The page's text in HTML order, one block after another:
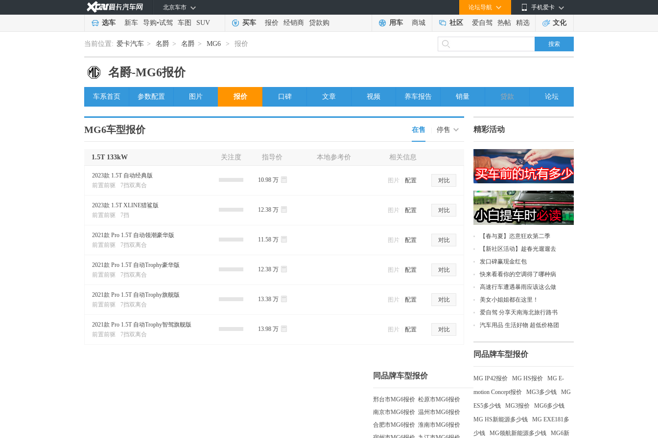
手机爱卡
论坛导航
北京车市
选车 新车 导购•试驾 车图 SUV 买车 报价 经销商 贷款购 用车 商城 社区 爱自驾 热帖 精选 文化
当前位置: 爱卡汽车 > 名爵 > 名爵 > MG6 > 报价 搜索
名爵-MG6报价
车系首页 参数配置 图片 报价 口碑 文章 视频 养车报告 销量 贷款 论坛
MG6车型报价 停售
在售
1.5T 133kW 关注度 指导价 本地参考价 相关信息
2023款 1.5T 自动经典版
前置前驱
7挡双离合
10.98 万 图片 配置 对比
2023款 1.5T XLINE猎鲨版
前置前驱
7挡
12.38 万 图片 配置 对比
2021款 Pro 1.5T 自动领潮豪华版
前置前驱
7挡双离合
11.58 万 图片 配置 对比
2021款 Pro 1.5T 自动Trophy豪华版
前置前驱
7挡双离合
12.38 万 图片 配置 对比
2021款 Pro 1.5T 自动Trophy旗舰版
前置前驱
7挡双离合
13.38 万 图片 配置 对比
2021款 Pro 1.5T 自动Trophy智驾旗舰版
前置前驱
7挡双离合
13.98 万 图片 配置 对比
精彩活动
【春与夏】恣意狂欢第二季
【新社区活动】趁春光遛遛去
发口碑赢现金红包
快来看看你的空调得了哪种病
高速行车遭遇暴雨应该这么做
美女小姐姐都在这里！
爱自驾 分享天南海北旅行路书
汽车用品 生活好物 超低价格团
同品牌车型报价
MG IP42报价 MG HS报价
MG E-
motion Concept报价
MG3多少钱
MG
ES5多少钱
MG3报价
MG6多少钱
MG HS新能源多少钱
MG EXE181多
少钱
MG领航新能源多少钱 MG6新
同品牌车型报价
邢台市MG6报价 松原市MG6报价
南京市MG6报价 温州市MG6报价
合肥市MG6报价 淮南市MG6报价